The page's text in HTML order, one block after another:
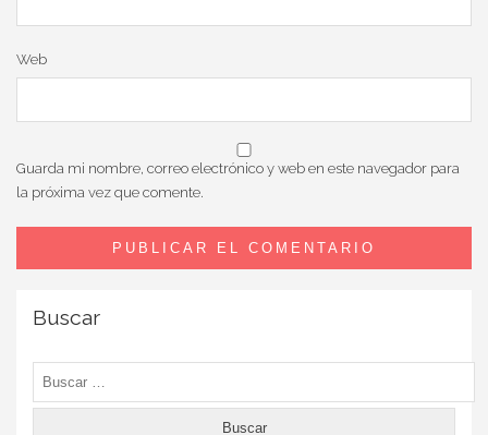
Web
Guarda mi nombre, correo electrónico y web en este navegador para
la próxima vez que comente.
Buscar
Buscar: